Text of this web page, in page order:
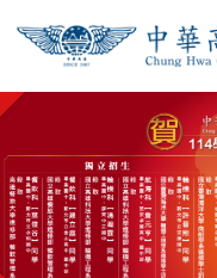
到
要